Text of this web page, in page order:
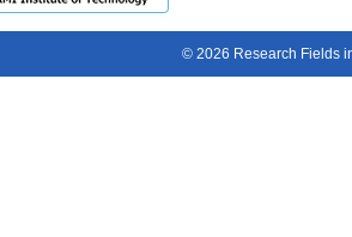
© 2026 Research Fields